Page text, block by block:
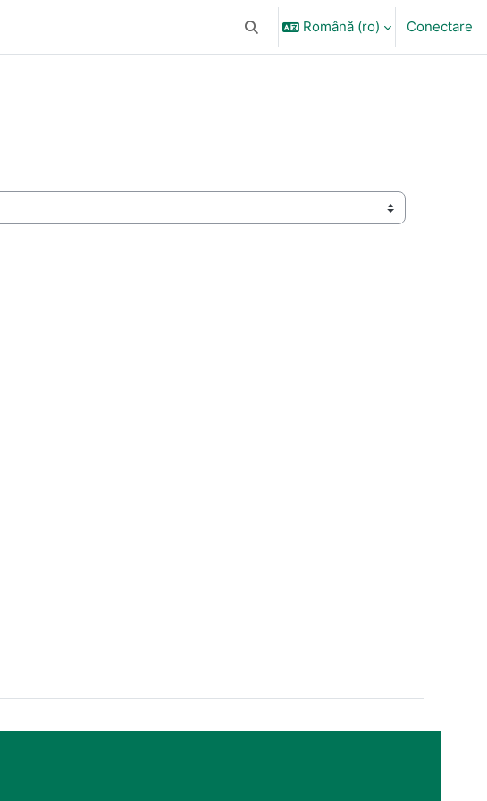
Afișați căutareaRomână ‎(ro)‎ Conectare